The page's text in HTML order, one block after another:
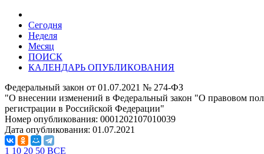
Сегодня
Неделя
Месяц
ПОИСК
КАЛЕНДАРЬ ОПУБЛИКОВАНИЯ
Федеральный закон от 01.07.2021 № 274-ФЗ
"О внесении изменений в Федеральный закон "О правовом
регистрации в Российской Федерации"
Номер опубликования: 0001202107010039
Дата опубликования: 01.07.2021
1 10 20 50 ВСЕ